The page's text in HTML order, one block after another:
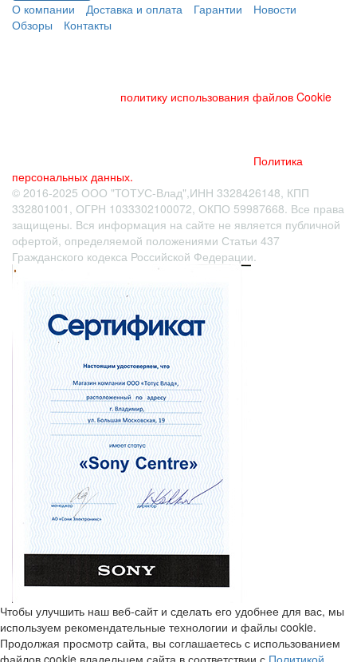
О компании
Доставка и оплата Гарантии
Новости
Обзоры
Контакты
политику использования файлов Cookie
Политика
персональных данных.
© 2016-2025 ООО "ТОТУС-Влад",ИНН 3328426148, КПП
332801001, ОГРН 1033302100072, ОКПО 59987668. Все права
защищены. Вся информация на сайте не является публичной
офертой, определяемой положениями Статьи 437
Гражданского кодекса Российской Федерации.
Чтобы улучшить наш веб-сайт и сделать его удобнее для вас, мы
используем рекомендательные технологии и файлы cookie.
Продолжая просмотр сайта, вы соглашаетесь с использованием
файлов cookie владельцем сайта в соответствии с Политикой